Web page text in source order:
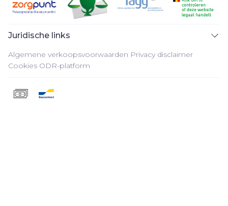
Juridische links
Algemene verkoopsvoorwaarden Privacy disclaimer
Cookies ODR-platform